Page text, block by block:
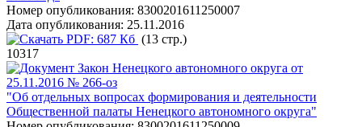
Номер опубликования: 8300201611250007
Дата опубликования: 25.11.2016
PDF: 687 Кб (13 стр.)
10317
Закон Ненецкого автономного округа от
25.11.2016 № 266-оз
"Об отдельных вопросах формирования и деятельности
Общественной палаты Ненецкого автономного округа"